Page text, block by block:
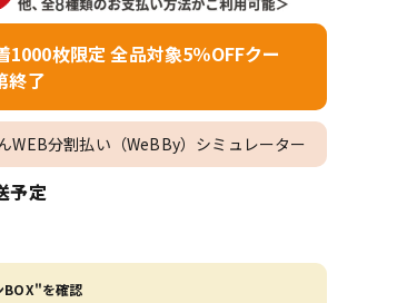
枚限定 全品対象5％OFFクー
終了
WEB分割払い（WeBBy）シミュレーター
予定
BOX"を確認